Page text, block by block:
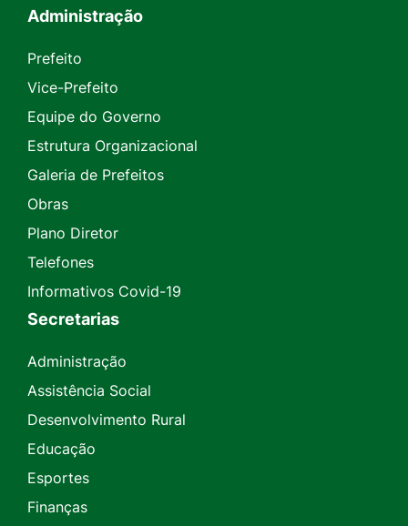
Administração
Prefeito
Vice-Prefeito
Equipe do Governo
Estrutura Organizacional
Galeria de Prefeitos
Obras
Plano Diretor
Telefones
Informativos Covid-19
Secretarias
Administração
Assistência Social
Desenvolvimento Rural
Educação
Esportes
Finanças